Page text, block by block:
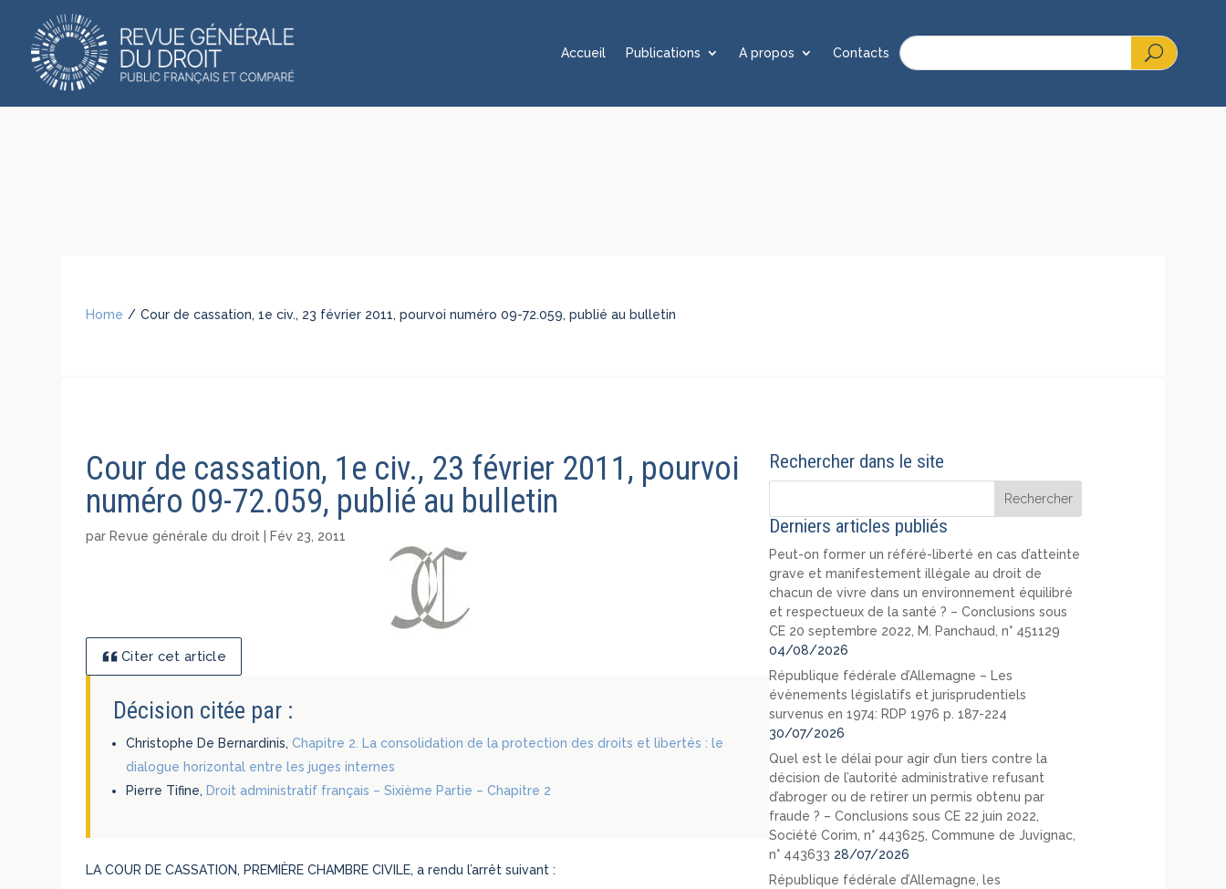
Accueil Publications A propos Contacts
Home / Cour de cassation, 1e civ., 23 février 2011, pourvoi numéro 09-72.059, publié au bulletin
Cour de cassation, 1e civ., 23 février 2011, pourvoi
numéro 09-72.059, publié au bulletin
par Revue générale du droit Fév 23, 2011
Citer cet article
Décision citée par :
Christophe De Bernardinis,Chapitre 2. La consolidation de la protection des droits et libertés : le
dialogue horizontal entre les juges internes
Pierre Tifine, Droit administratif français – Sixième Partie – Chapitre 2
LA COUR DE CASSATION, PREMIÈRE CHAMBRE CIVILE, a rendu l’arrêt suivant :
Rechercher dans le site
Derniers articles publiés
Peut-on former un référé-liberté en cas d’atteinte
grave et manifestement illégale au droit de
chacun de vivre dans un environnement équilibré
et respectueux de la santé ? – Conclusions sous
CE 20 septembre 2022, M. Panchaud, n° 451129
04/08/2026
République fédérale d’Allemagne – Les
évènements législatifs et jurisprudentiels
survenus en 1974: RDP 1976 p. 187-224
30/07/2026
Quel est le délai pour agir d’un tiers contre la
décision de l’autorité administrative refusant
d’abroger ou de retirer un permis obtenu par
fraude ? – Conclusions sous CE 22 juin 2022,
Société Corim, n° 443625, Commune de Juvignac,
n° 443633 28/07/2026
République fédérale d’Allemagne, les